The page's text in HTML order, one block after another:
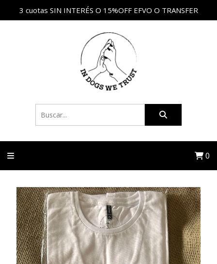
3 cuotas SIN INTERÉS O 15%OFF EFVO O TRANSFER
0